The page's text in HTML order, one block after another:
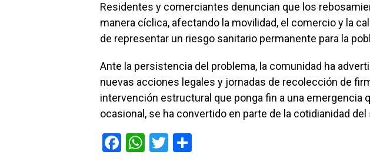
Residentes y comerciantes denuncian que los
manera cíclica, afectando la movilidad, el comercio y la
de representar un riesgo sanitario permanente para la
Ante la persistencia del problema, la comunidad ha
nuevas acciones legales y jornadas de recolección de
intervención estructural que ponga fin a una emergencia
ocasional, se ha convertido en parte de la cotidianidad
F
W T